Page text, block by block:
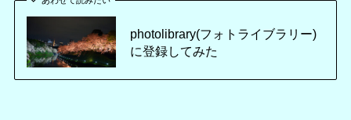
photolibrary(フォトライブラリー)
に登録してみた